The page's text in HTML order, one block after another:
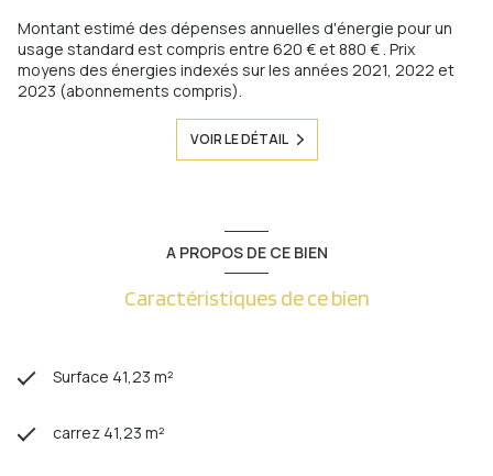
Montant estimé des dépenses annuelles d'énergie pour un
usage standard est compris entre 620 € et 880 € . Prix
moyens des énergies indexés sur les années 2021, 2022 et
2023 (abonnements compris).
VOIR LE DÉTAIL
A PROPOS DE CE BIEN
Caractéristiques de ce bien
Surface 41,23 m²
carrez 41,23 m²